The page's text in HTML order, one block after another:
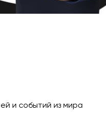
и событий из мира